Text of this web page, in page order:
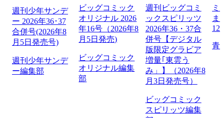
週刊少年サンデ
ー 2026年36･37
合併号(2026年8
月5日発売号)
週刊少年サンデ
ー編集部
ビッグコミック
オリジナル 2026
年16号（2026年8
月5日発売)
ビッグコミック
オリジナル編集
部
週刊ビッグコミ
ックスピリッツ
2026年36・37合
併号【デジタル
版限定グラビア
増量｢東雲う
み」】（2026年8
月3日発売号）
ビッグコミック
スピリッツ編集
ミ
ま
129
青